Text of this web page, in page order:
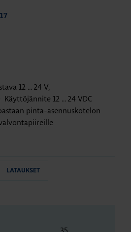
12 ... 24 V,
12 ... 24 VDC
pinta-asennuskotelon
LATAUKSET